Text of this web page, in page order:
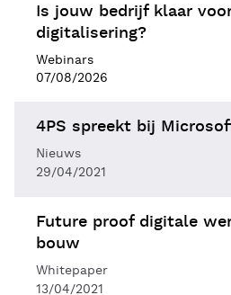
Is jouw bedrijf klaar
digitalisering?
Webinars
07/08/2026
4PS spreekt bij
Nieuws
29/04/2021
Future proof digitale
bouw
Whitepaper
13/04/2021